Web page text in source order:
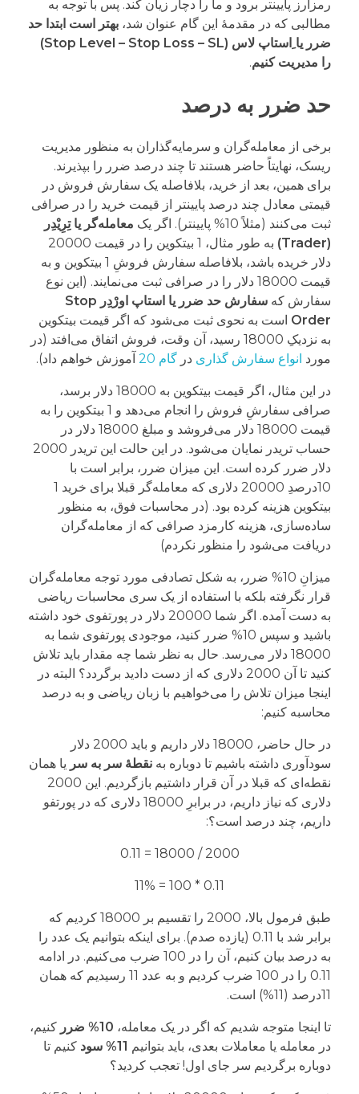
رمزارز پایینتر برود و ما را دچار زیان کند. پس با توجه به
مطالبی که در مقدمۀ این گام عنوان شد، بهتر است ابتدا حد
ضرر یا ِاستاپ لاس (Stop Level – Stop Loss – SL)
را مدیریت کنیم.
حد ضرر به درصد
برخی از معامله‌گران و سرمایه‌گذاران به منظور مدیریت
ریسک، نهایتاً حاضر هستند تا چند درصد ضرر را بپذیرند.
برای همین، بعد از خرید، بلافاصله یک سفارش فروش در
قیمتی معادل چند درصد پایینتر از قیمت خرید را در صرافی
ثبت می‌کنند (مثلاً 10% پایینتر). اگر یک
معامله‌گر یا تِرِیْدِر
(Trader)
به طور مثال، 1 بیتکوین را در قیمت 20000
دلار خریده باشد، بلافاصله سفارش فروشِ 1 بیتکوین و به
قیمت 18000 دلار را در صرافی ثبت می‌نمایند. (این نوع
سفارش که
سفارش حد ضرر یا استاپ اورْدِر Stop
Order است به نحوی ثبت می‌شود که اگر قیمت بیتکوین
به نزدیکِ 18000 رسید، آن وقت، فروش اتفاق می‌افتد (در
مورد انواع سفارش گذاری در گام 20 آموزش خواهم داد).
در این مثال، اگر قیمت بیتکوین به 18000 دلار برسد،
صرافی سفارشِ فروش را انجام می‌دهد و 1 بیتکوین را به
قیمت 18000 دلار می‌فروشد و مبلغ 18000 دلار در
حساب تریدر نمایان می‌شود. در این حالت این تریدر 2000
دلار ضرر کرده است. این میزان ضرر، برابر است با
10درصدِ 20000 دلاری که معامله‌گر قبلا برای خرید 1
بیتکوین هزینه کرده بود. (در محاسبات فوق، به منظور
ساده‌سازی، هزینه کارمزد صرافی که از معامله‌گران
دریافت می‌شود را منظور نکردم)
میزانِ 10% ضرر، به شکل تصادفی مورد توجه معامله‌گران
قرار نگرفته بلکه با استفاده از یک سری محاسبات ریاضی
به دست آمده. اگر شما 20000 دلار در پورتفوی خود داشته
باشید و سپس 10% ضرر کنید، موجودی پورتفوی شما به
18000 دلار می‌رسد. حال به نظر شما چه مقدار باید تلاش
کنید تا آن 2000 دلاری که از دست دادید برگردد؟ البته در
اینجا میزان تلاش را می‌خواهیم با زبان ریاضی و به درصد
محاسبه کنیم:
در حال حاضر، 18000 دلار داریم و باید 2000 دلار
سودآوری داشته باشیم تا دوباره به نقطۀ سر به سر یا همان
نقطه‌ای که قبلا در آن قرار داشتیم بازگردیم. این 2000
دلاری که نیاز داریم، در برابرِ 18000 دلاری که در پورتفو
داریم، چند درصد است؟:
2000 / 18000 = 0.11
0.11 * 100 = 11%
طبق فرمول بالا، 2000 را تقسیم بر 18000 کردیم که
برابر شد با 0.11 (یازده صدم). برای اینکه بتوانیم یک عدد را
به درصد بیان کنیم، آن را در 100 ضرب می‌کنیم. در ادامه
0.11 را در 100 ضرب کردیم و به عدد 11 رسیدیم که همان
11درصد (11%) است.
تا اینجا متوجه شدیم که اگر در یک معامله، 10% ضرر
کنیم،
در معامله یا معاملات بعدی، باید بتوانیم 11% سود
کنیم تا
دوباره برگردیم سر جای اول! تعجب کردید؟